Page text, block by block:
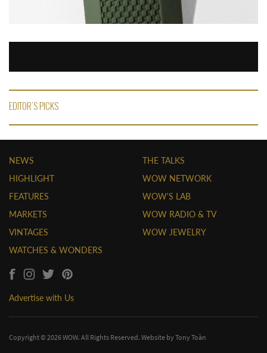
EDITOR'S PICKS
NEWS
HIGHLIGHT
FEATURES
MARKETS
VINTAGES
WATCHES & WONDERS
THE TALKS
WOW NETWORK
WOW'S LAB
WOW RADIO & TV
WOW JEWELRY
Advertise with Us
Copyright © 2026 WOW. All Rights Reserved. Website byTony Toàn